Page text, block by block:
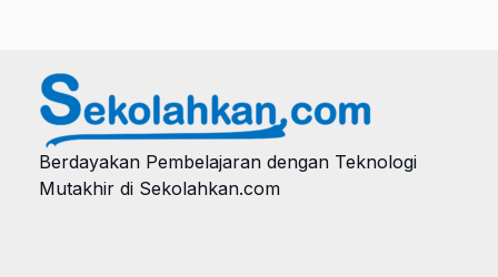
Berdayakan Pembelajaran dengan Teknologi
Mutakhir di Sekolahkan.com